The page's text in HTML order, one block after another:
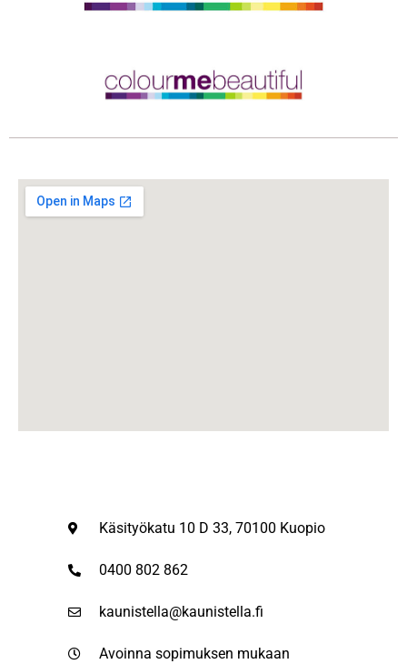
Käsityökatu 10 D 33, 70100 Kuopio
0400 802 862
kaunistella@kaunistella.fi
Avoinna sopimuksen mukaan